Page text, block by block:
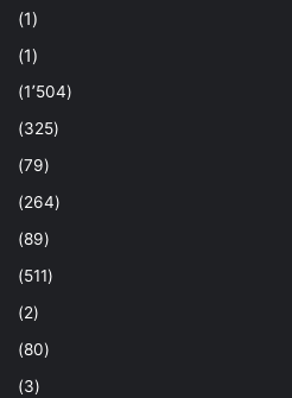
(1)
(1)
(1٬504)
(325)
(79)
(264)
(89)
(511)
(2)
(80)
(3)